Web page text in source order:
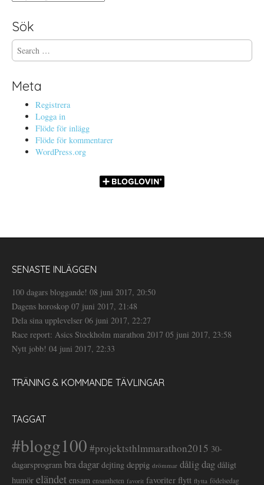
Sök
S
e
r
cMeta
Registrera
Logga in
Flöde för inlägg
Flöde för kommentarer
WordPress.org
SENASTE INLÄGGEN
100 dagars bloggande! 08 juni 2017, 20:50
Dagens horoskop 07 juni 2017, 21:48
Dela sina upplevelser 06 juni 2017, 22:27
Race report: Asics Stockholm marathon 2017 05 juni 2017, 23:58
Nytt jobb! 04 juni 2017, 22:33
TRÄNING & KOMMANDE TÄVLINGAR
TAGGAT
#blogg100 #projektsthlmmarathon2015 30-
dagarsprogram bra dagar dejting deppig drömmar dålig dag dåligt
humör eländet ensam ensamheten favorit favoriter flytt flytta födelsedag